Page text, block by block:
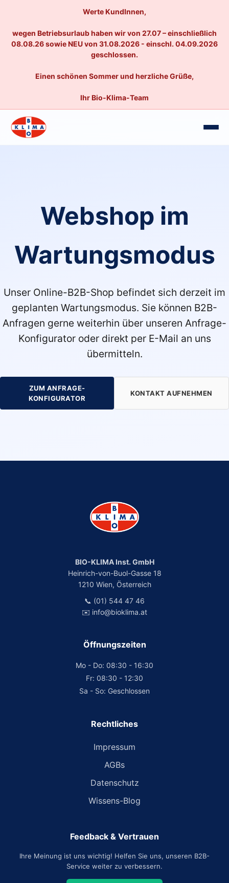
Werte KundInnen,
wegen Betriebsurlaub haben wir von 27.07 – einschließlich
08.08.26 sowie NEU von 31.08.2026 - einschl. 04.09.2026
geschlossen.
Einen schönen Sommer und herzliche Grüße,
Ihr Bio-Klima-Team
Webshop im
Wartungsmodus
Unser Online-B2B-Shop befindet sich derzeit im
geplanten Wartungsmodus. Sie können B2B-
Anfragen gerne weiterhin über unseren Anfrage-
Konfigurator oder direkt per E-Mail an uns
übermitteln.
ZUM ANFRAGE-
KONFIGURATOR
KONTAKT AUFNEHMEN
BIO-KLIMA Inst. GmbH
Heinrich-von-Buol-Gasse 18
1210 Wien, Österreich
📞 (01) 544 47 46
✉️ info@bioklima.at
Öffnungszeiten
Mo - Do: 08:30 - 16:30
Fr: 08:30 - 12:30
Sa - So: Geschlossen
Rechtliches
Impressum
AGBs
Datenschutz
Wissens-Blog
Feedback & Vertrauen
Ihre Meinung ist uns wichtig! Helfen Sie uns, unseren B2B-
Service weiter zu verbessern.